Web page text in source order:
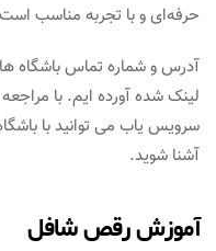
حرفه‌ای و با تجربه مناسب
آدرس و شماره تماس باشگاه
لینک شده آورده ایم. با
سرویس یاب می توانید با
آشنا شوید.
آموزش رقص شافل